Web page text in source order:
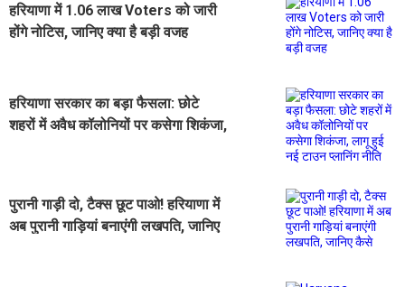
हरियाणा में 1.06 लाख Voters को जारी
होंगे नोटिस, जानिए क्या है बड़ी वजह
हरियाणा सरकार का बड़ा फैसला: छोटे
शहरों में अवैध कॉलोनियों पर कसेगा शिकंजा,
पुरानी गाड़ी दो, टैक्स छूट पाओ! हरियाणा में
अब पुरानी गाड़ियां बनाएंगी लखपति, जानिए